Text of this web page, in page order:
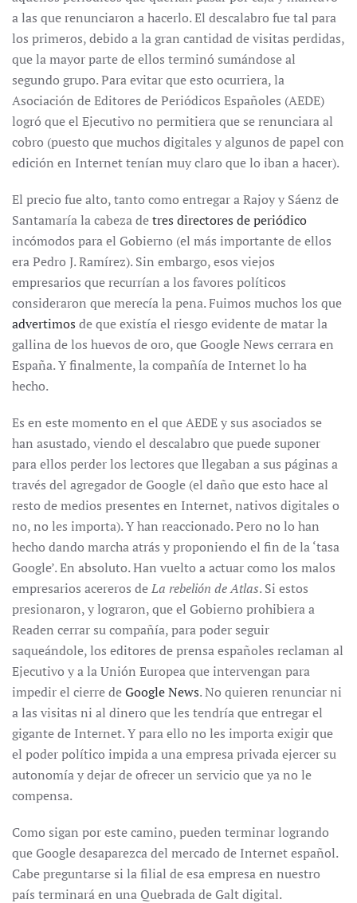
a las que renunciaron a hacerlo. El descalabro fue tal para
los primeros, debido a la gran cantidad de visitas perdidas,
que la mayor parte de ellos terminó sumándose al
segundo grupo. Para evitar que esto ocurriera, la
Asociación de Editores de Periódicos Españoles (AEDE)
logró que el Ejecutivo no permitiera que se renunciara al
cobro (puesto que muchos digitales y algunos de papel con
edición en Internet tenían muy claro que lo iban a hacer).
El precio fue alto, tanto como entregar a Rajoy y Sáenz de
Santamaría la cabeza detres directores de periódico
incómodos para el Gobierno (el más importante de ellos
era Pedro J. Ramírez). Sin embargo, esos viejos
empresarios que recurrían a los favores políticos
consideraron que merecía la pena. Fuimos muchos los que
advertimos de que existía el riesgo evidente de matar la
gallina de los huevos de oro, que Google News cerrara en
España. Y finalmente, la compañía de Internet lo ha
hecho.
Es en este momento en el que AEDE y sus asociados se
han asustado, viendo el descalabro que puede suponer
para ellos perder los lectores que llegaban a sus páginas a
través del agregador de Google (el daño que esto hace al
resto de medios presentes en Internet, nativos digitales o
no, no les importa). Y han reaccionado. Pero no lo han
hecho dando marcha atrás y proponiendo el fin de la ‘tasa
Google’. En absoluto. Han vuelto a actuar como los malos
empresarios acereros deLa rebelión de Atlas. Si estos
presionaron, y lograron, que el Gobierno prohibiera a
Readen cerrar su compañía, para poder seguir
saqueándole, los editores de prensa españoles reclaman al
Ejecutivo y a la Unión Europea que intervengan para
impedir el cierre deGoogle News. No quieren renunciar ni
a las visitas ni al dinero que les tendría que entregar el
gigante de Internet. Y para ello no les importa exigir que
el poder político impida a una empresa privada ejercer su
autonomía y dejar de ofrecer un servicio que ya no le
compensa.
Como sigan por este camino, pueden terminar logrando
que Google desaparezca del mercado de Internet español.
Cabe preguntarse si la filial de esa empresa en nuestro
país terminará en una Quebrada de Galt digital.